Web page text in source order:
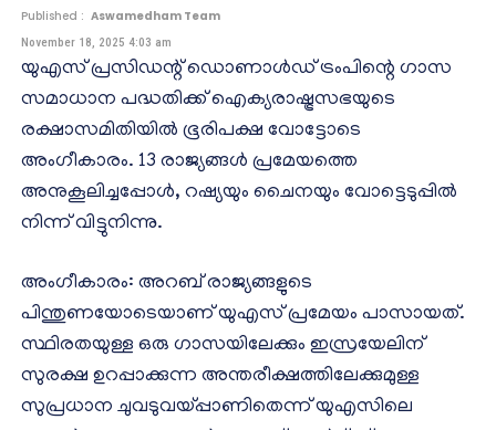
Published : Aswamedham Team
November 18, 2025 4:03 am
യുഎസ് പ്രസിഡന്റ് ഡൊണാൾഡ് ട്രംപിന്റെ ഗാസ
സമാധാന പദ്ധതിക്ക് ഐക്യരാഷ്ട്രസഭയുടെ
രക്ഷാസമിതിയിൽ ഭൂരിപക്ഷ വോട്ടോടെ
അംഗീകാരം. 13 രാജ്യങ്ങൾ പ്രമേയത്തെ
അനുകൂലിച്ചപ്പോൾ, റഷ്യയും ചൈനയും വോട്ടെടുപ്പിൽ
നിന്ന് വിട്ടുനിന്നു.
അംഗീകാരം: അറബ് രാജ്യങ്ങളുടെ
പിന്തുണയോടെയാണ് യുഎസ് പ്രമേയം പാസായത്.
സ്ഥിരതയുള്ള ഒരു ഗാസയിലേക്കും ഇസ്രയേലിന്
സുരക്ഷ ഉറപ്പാക്കുന്ന അന്തരീക്ഷത്തിലേക്കുമുള്ള
സുപ്രധാന ചുവടുവയ്പ്പാണിതെന്ന് യുഎസിലെ